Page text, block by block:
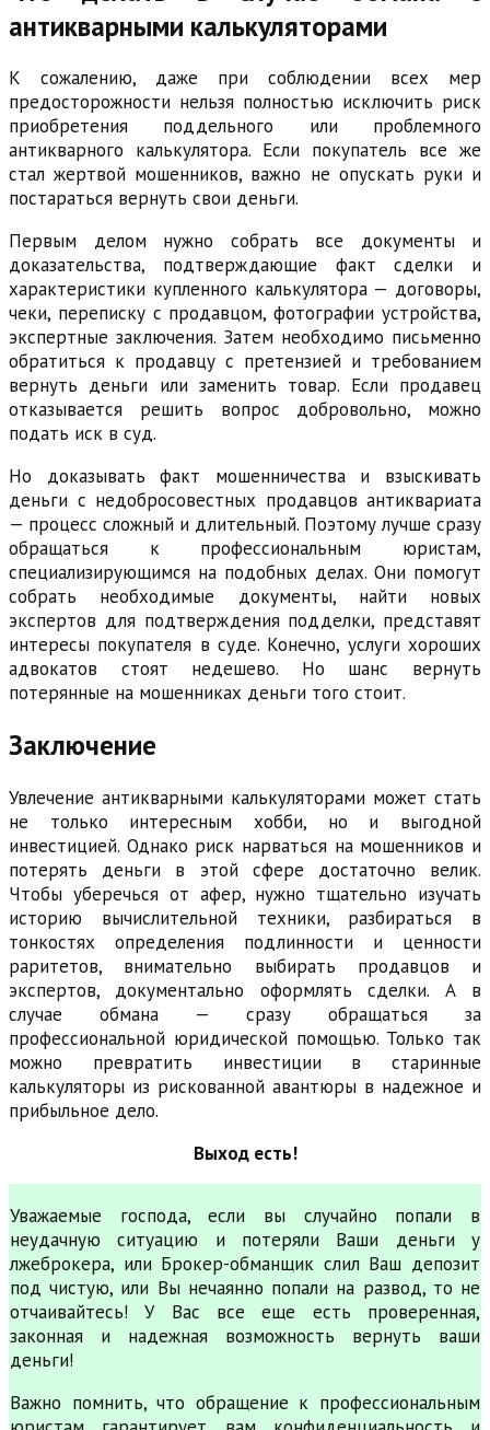
антикварными калькуляторами
К сожалению, даже при соблюдении всех мер
предосторожности нельзя полностью исключить риск
приобретения поддельного или проблемного
антикварного калькулятора. Если покупатель все же
стал жертвой мошенников, важно не опускать руки и
постараться вернуть свои деньги.
Первым делом нужно собрать все документы и
доказательства, подтверждающие факт сделки и
характеристики купленного калькулятора — договоры,
чеки, переписку с продавцом, фотографии устройства,
экспертные заключения. Затем необходимо письменно
обратиться к продавцу с претензией и требованием
вернуть деньги или заменить товар. Если продавец
отказывается решить вопрос добровольно, можно
подать иск в суд.
Но доказывать факт мошенничества и взыскивать
деньги с недобросовестных продавцов антиквариата
— процесс сложный и длительный. Поэтому лучше сразу
обращаться к профессиональным юристам,
специализирующимся на подобных делах. Они помогут
собрать необходимые документы, найти новых
экспертов для подтверждения подделки, представят
интересы покупателя в суде. Конечно, услуги хороших
адвокатов стоят недешево. Но шанс вернуть
потерянные на мошенниках деньги того стоит.
Заключение
Увлечение антикварными калькуляторами может стать
не только интересным хобби, но и выгодной
инвестицией. Однако риск нарваться на мошенников и
потерять деньги в этой сфере достаточно велик.
Чтобы уберечься от афер, нужно тщательно изучать
историю вычислительной техники, разбираться в
тонкостях определения подлинности и ценности
раритетов, внимательно выбирать продавцов и
экспертов, документально оформлять сделки. А в
случае обмана — сразу обращаться за
профессиональной юридической помощью. Только так
можно превратить инвестиции в старинные
калькуляторы из рискованной авантюры в надежное и
прибыльное дело.
Выход есть!
Уважаемые господа, если вы случайно попали в
неудачную ситуацию и потеряли Ваши деньги у
лжеброкера, или Брокер-обманщик слил Ваш депозит
под чистую, или Вы нечаянно попали на развод, то не
отчаивайтесь! У Вас все еще есть проверенная,
законная и надежная возможность вернуть ваши
деньги!
Важно помнить, что обращение к профессиональным